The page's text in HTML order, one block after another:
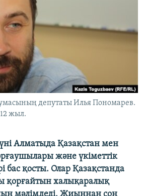
депутаты Илья Пономарев.
жыл.
Алматыда Қазақстан мен
және үкіметтік
бас қосты. Олар Қазақстанда
қорғайтын халықаралық